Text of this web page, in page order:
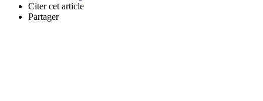
Citer cet article
Partager